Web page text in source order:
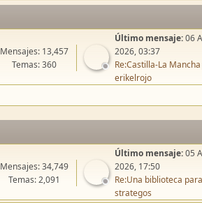
Mensajes: 13,457
Temas: 360
Último mensaje:06
2026, 03:37
Re:Castilla-La Mancha
erikelrojo
Mensajes: 34,749
Temas: 2,091
Último mensaje:05
2026, 17:50
Re:Una biblioteca
strategos